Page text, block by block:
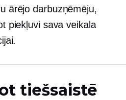
ārējo darbuzņēmēju,
piekļuvi sava veikala
tiešsaistē